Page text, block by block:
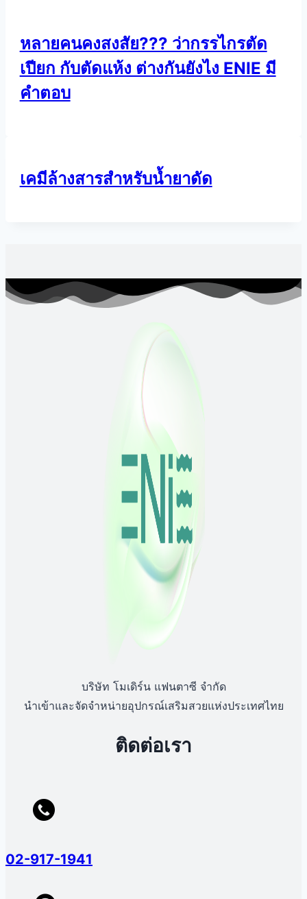
หลายคนคงสงสัย??? ว่ากรรไกรตัด
เปียก กับตัดแห้ง ต่างกันยังไง ENIE มี
คำตอบ
เคมีล้างสารสำหรับน้ำยาดัด
บริษัท โมเดิร์น แฟนตาซี จำกัด
นำเข้าและจัดจำหน่ายอุปกรณ์เสริมสวยแห่งประเทศไทย
ติดต่อเรา
02-917-1941